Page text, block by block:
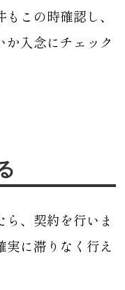
この時確認し、
入念にチェック
、契約を行いま
実に滞りなく行え